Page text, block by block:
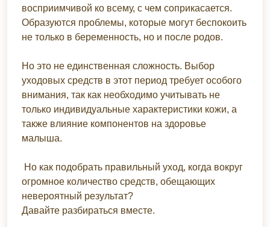
восприимчивой ко всему, с чем соприкасается.
Образуются проблемы, которые могут беспокоить
не только в беременность, но и после родов.
Но это не единственная сложность. Выбор
уходовых средств в этот период требует особого
внимания, так как необходимо учитывать не
только индивидуальные характеристики кожи, а
также влияние компонентов на здоровье
малыша.
Но как подобрать правильный уход, когда вокруг
огромное количество средств, обещающих
невероятный результат?
Давайте разбираться вместе.